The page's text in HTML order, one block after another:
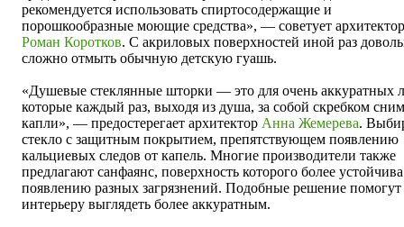
рекомендуется использовать спиртосодержащие и
порошкообразные моющие средства», — советует архитектор
Роман Коротков. С акриловых поверхностей иной раз
сложно отмыть обычную детскую гуашь.
«Душевые стеклянные шторки — это для очень аккуратных
которые каждый раз, выходя из душа, за собой скребком
капли», — предостерегает архитектор Анна Жемерева.
стекло с защитным покрытием, препятствующем появлению
кальциевых следов от капель. Многие производители также
предлагают санфаянс, поверхность которого более
появлению разных загрязнений. Подобные решение помогут
интерьеру выглядеть более аккуратным.